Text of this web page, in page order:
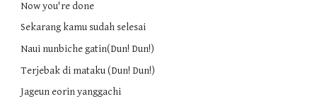
Now you're done
Sekarang kamu sudah selesai
Naui nunbiche gatin(Dun! Dun!)
Terjebak di mataku (Dun! Dun!)
Jageun eorin yanggachi